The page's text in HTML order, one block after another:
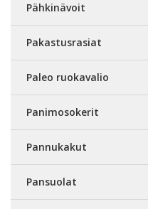
Pähkinävoit
Pakastusrasiat
Paleo ruokavalio
Panimosokerit
Pannukakut
Pansuolat